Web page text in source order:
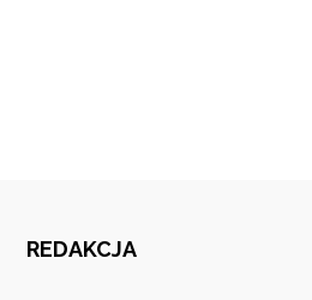
REDAKCJA